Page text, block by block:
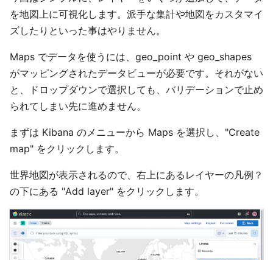
を地図上に可視化します。派手な集計や地図をカスタマイ
ズしたりといった事はやりません。
Maps でデータを使うには、geo_point や geo_shapes
がマッピングされたデータビューが必要です。それがない
と、ドロップダウンで選択しても、バリデーションで止め
られてしまい先に進めません。
まずは Kibana のメニューから Maps を選択し、"Create
map" をクリックします。
世界地図が表示されるので、右上にあるレイヤーの凡例？
の下にある "Add layer" をクリックします。